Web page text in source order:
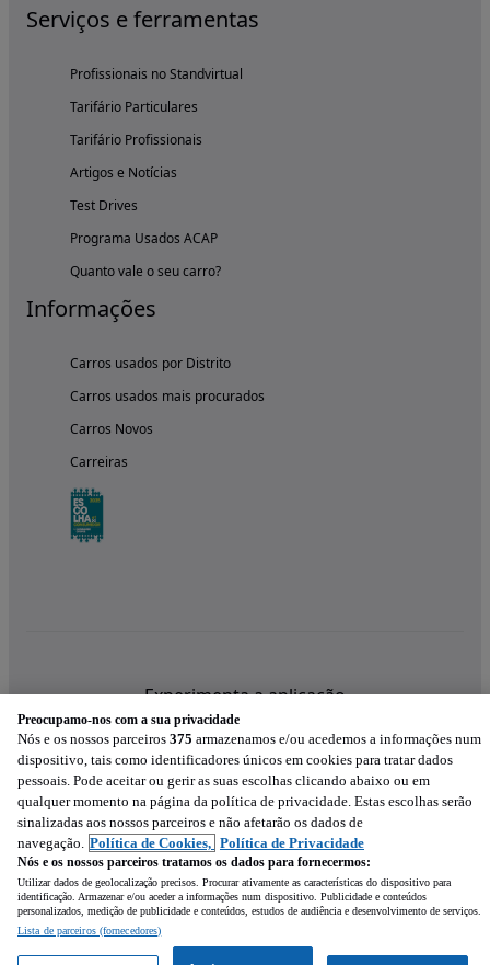
Serviços e ferramentas
Profissionais no Standvirtual
Tarifário Particulares
Tarifário Profissionais
Artigos e Notícias
Test Drives
Programa Usados ACAP
Quanto vale o seu carro?
Informações
Carros usados por Distrito
Carros usados mais procurados
Carros Novos
Carreiras
Experimenta a aplicação
Preocupamo-nos com a sua privacidade
Nós e os nossos parceiros 375 armazenamos e/ou acedemos a informações num
dispositivo, tais como identificadores únicos em cookies para tratar dados
pessoais. Pode aceitar ou gerir as suas escolhas clicando abaixo ou em
qualquer momento na página da política de privacidade. Estas escolhas serão
sinalizadas aos nossos parceiros e não afetarão os dados de
navegação. Política de Cookies, Política de Privacidade
Nós e os nossos parceiros tratamos os dados para fornecermos:
Utilizar dados de geolocalização precisos. Procurar ativamente as características do dispositivo para
identificação. Armazenar e/ou aceder a informações num dispositivo. Publicidade e conteúdos
personalizados, medição de publicidade e conteúdos, estudos de audiência e desenvolvimento de serviços.
Lista de parceiros (fornecedores)